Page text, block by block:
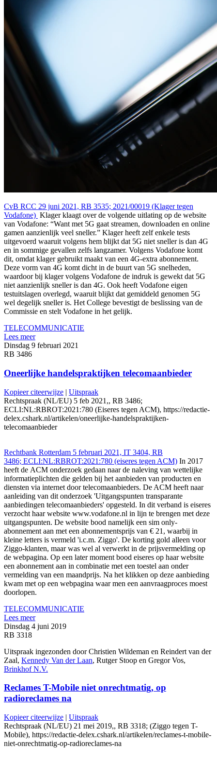
CvB RCC 29 juni 2021, RB 3535; 2021/00019 (Klager tegen
Vodafone) Klager klaagt over de volgende uitlating op de website
van Vodafone: “Want met 5G gaat streamen, downloaden en online
gamen aanzienlijk veel sneller.” Klager heeft zelf enkele tests
uitgevoerd waaruit volgens hem blijkt dat 5G niet sneller is dan 4G
en in sommige gevallen zelfs langzamer. Volgens Vodafone komt
dit, omdat klager gebruikt maakt van een 4G-extra abonnement.
Deze vorm van 4G komt dicht in de buurt van 5G snelheden,
waardoor bij klager volgens Vodafone de indruk is gewekt dat 5G
niet aanzienlijk sneller is dan 4G. Ook heeft Vodafone eigen
testuitslagen overlegd, waaruit blijkt dat gemiddeld genomen 5G
wel degelijk sneller is. Het College bevestigt de beslissing van de
Commissie en stelt Vodafone in het gelijk.
TELECOMMUNICATIE
Lees meer
Dinsdag 9 februari 2021
RB 3486
Oneerlijke handelspraktijken telecomaanbieder
Kopieer citeerwijze | Uitspraak
Rechtspraak (NL/EU) 5 feb 2021,, RB 3486;
ECLI:NL:RBROT:2021:780 (Eiseres tegen ACM), https://redactie-
delex.cshark.nl/artikelen/oneerlijke-handelspraktijken-
telecomaanbieder
Rechtbank Rotterdam 5 februari 2021, IT 3404, RB
3486; ECLI:NL:RBROT:2021:780 (eiseres tegen ACM) In 2017
heeft de ACM onderzoek gedaan naar de naleving van wettelijke
informatieplichten die gelden bij het aanbieden van producten en
diensten via internet door telecomaanbieders. De ACM heeft naar
aanleiding van dit onderzoek 'Uitgangspunten transparante
aanbiedingen telecomaanbieders' opgesteld. In dit verband is eiseres
verzocht haar website www.vodafone.nl in lijn te brengen met deze
uitgangspunten. De website bood namelijk een sim only-
abonnement aan met een abonnementsprijs van € 21, waarbij in
kleine letters is vermeld 'i.c.m. Ziggo'. De korting gold alleen voor
Ziggo-klanten, maar was wel al verwerkt in de prijsvermelding op
de webpagina. Op een later moment bood eiseres op haar website
een abonnement aan in combinatie met een toestel aan onder
vermelding van een maandprijs. Na het klikken op deze aanbieding
kwam met op een webpagina waar men een aanvraagproces moest
doorlopen.
TELECOMMUNICATIE
Lees meer
Dinsdag 4 juni 2019
RB 3318
Uitspraak ingezonden door Christien Wildeman en Reindert van der
Zaal, Kennedy Van der Laan, Rutger Stoop en Gregor Vos,
Brinkhof N.V.
Reclames T-Mobile niet onrechtmatig, op
radioreclames na
Kopieer citeerwijze | Uitspraak
Rechtspraak (NL/EU) 21 mei 2019,, RB 3318; (Ziggo tegen T-
Mobile), https://redactie-delex.cshark.nl/artikelen/reclames-t-mobile-
niet-onrechtmatig-op-radioreclames-na